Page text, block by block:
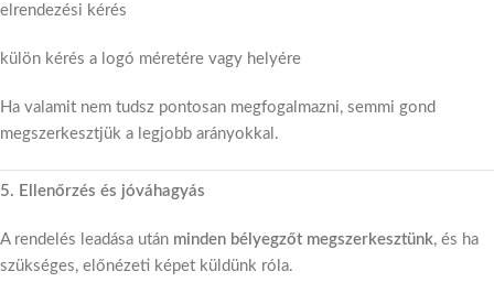
elrendezési kérés
külön kérés a logó méretére vagy helyére
Ha valamit nem tudsz pontosan megfogalmazni, semmi gond
megszerkesztjük a legjobb arányokkal.
5. Ellenőrzés és jóváhagyás
A rendelés leadása után minden bélyegzőt megszerkesztünk, és ha
szükséges, előnézeti képet küldünk róla.